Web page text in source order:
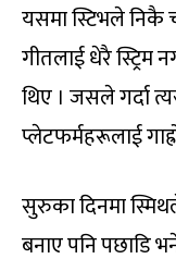
यसमा स्टिभले निकै
गीतलाई धेरै स्ट्रिम
थिए । जसले गर्दा
प्लेटफर्महरूलाई
सुरुका दिनमा
बनाए पनि पछाडि